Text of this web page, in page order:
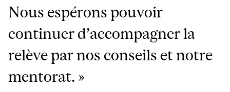
Nous espérons pouvoir
continuer d’accompagner la
relève par nos conseils et notre
mentorat. »